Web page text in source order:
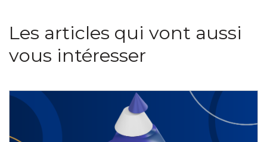
Les articles qui vont aussi
vous intéresser